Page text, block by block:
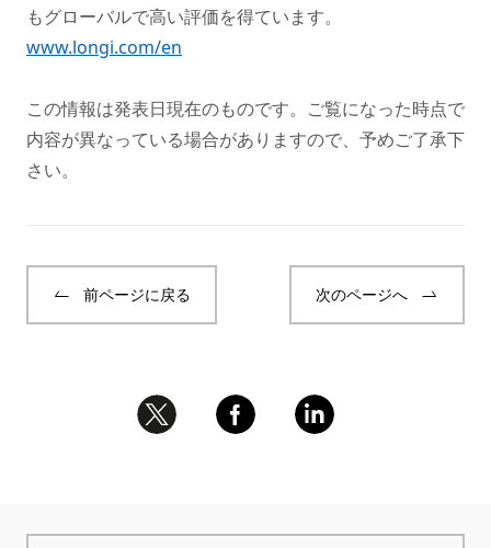
もグローバルで高い評価を得ています。
www.longi.com/en
この情報は発表日現在のものです。ご覧になった時点で
内容が異なっている場合がありますので、予めご了承下
さい。
前ページに戻る 次のページへ